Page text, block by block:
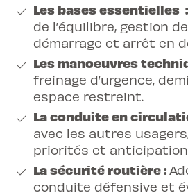
Les bases essentielles :
de l’équilibre, gestion
démarrage et arrêt en
Les manoeuvres
freinage d’urgence,
espace restreint.
La conduite en
avec les autres
priorités et
La sécurité routière :
conduite défensive et